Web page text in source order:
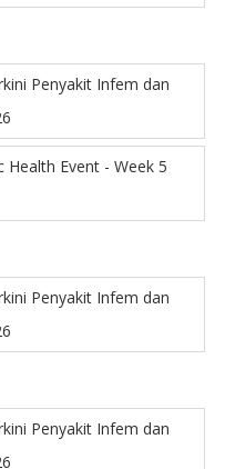
Penyakit Infem dan
Health Event - Week 5
Penyakit Infem dan
Penyakit Infem dan